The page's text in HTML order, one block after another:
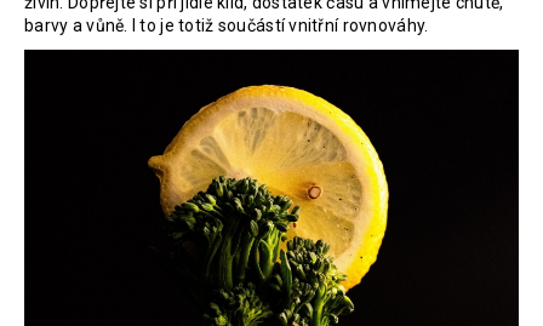
barvy a vůně. I to je totiž součástí vnitřní rovnováhy.